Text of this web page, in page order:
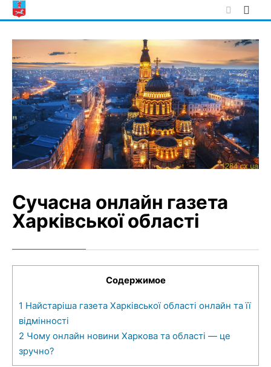
Skip
to
Сучасна онлайн газета
Харківської області
Содержимое
1 Найстаріша газета Харківської області онлайн та її
відмінності
2 Чому онлайн новини Харкова та області — це
зручно?